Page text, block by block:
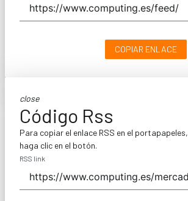
COPIAR ENLACE
close
Código Rss
Para copiar el enlace RSS en el portapapeles,
haga clic en el botón.
RSS link